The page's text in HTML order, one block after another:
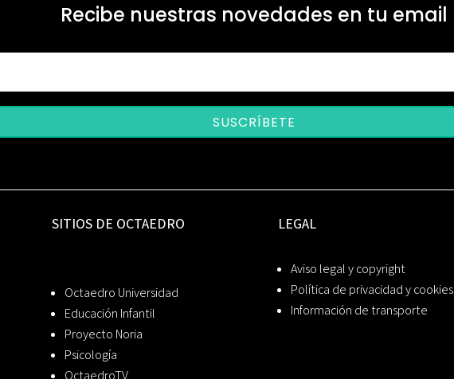
Recibe nuestras novedades en tu email
SUSCRÍBETE
SITIOS DE OCTAEDRO
Octaedro Universidad
Educación Infantil
Proyecto Noria
Psicología
LEGAL
Aviso legal y copyright
Política de privacidad y cookies
Información de transporte